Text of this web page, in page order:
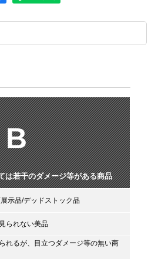
B
は若干のダメージ等がある商品
示品/デッドストック品
られない美品
れるが、目立つダメージ等の無い商